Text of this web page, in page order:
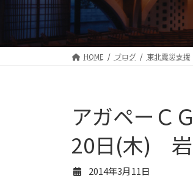
HOME ブログ 東北震災支援
アガペーＣ
20日(木) 岩
2014年3月11日